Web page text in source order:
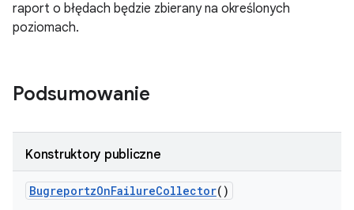
raport o błędach będzie zbierany na określonych
poziomach.
Podsumowanie
Konstruktory publiczne
BugreportzOnFailureCollector()